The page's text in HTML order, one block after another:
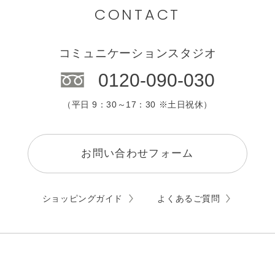
CONTACT
コミュニケーションスタジオ
0120-090-030
（平日 9：30～17：30 ※土日祝休）
お問い合わせフォーム
ショッピングガイド よくあるご質問